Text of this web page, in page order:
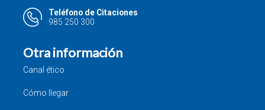
Teléfono de Citaciones
985 250 300
Otra información
Canal ético
Cómo llegar